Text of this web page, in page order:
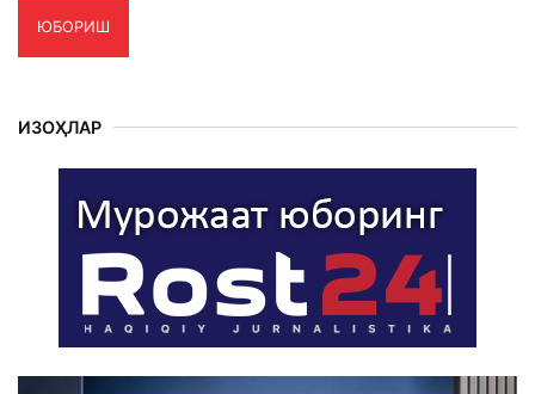
ЮБОРИШ
ИЗОҲЛАР